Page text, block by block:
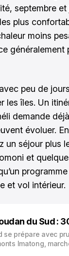
septembre
plus
moins
généralement
peu de
les îles. Un
demande
évoluer.
un séjour plus
et
et vol intérieur.
du Sud :
se prépare avec
Imatong,